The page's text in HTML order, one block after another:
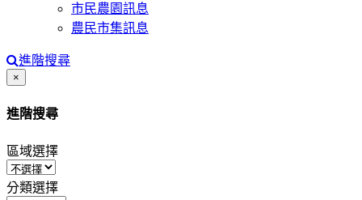
市民農園訊息
農民市集訊息
進階搜尋
×
進階搜尋
區域選擇
分類選擇